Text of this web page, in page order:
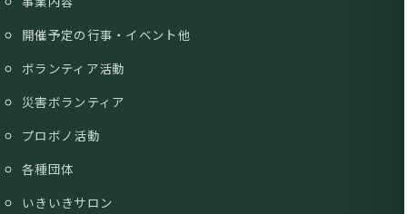
開催予定の行事・イベント他
ボランティア活動
災害ボランティア
プロボノ活動
各種団体
いきいきサロン